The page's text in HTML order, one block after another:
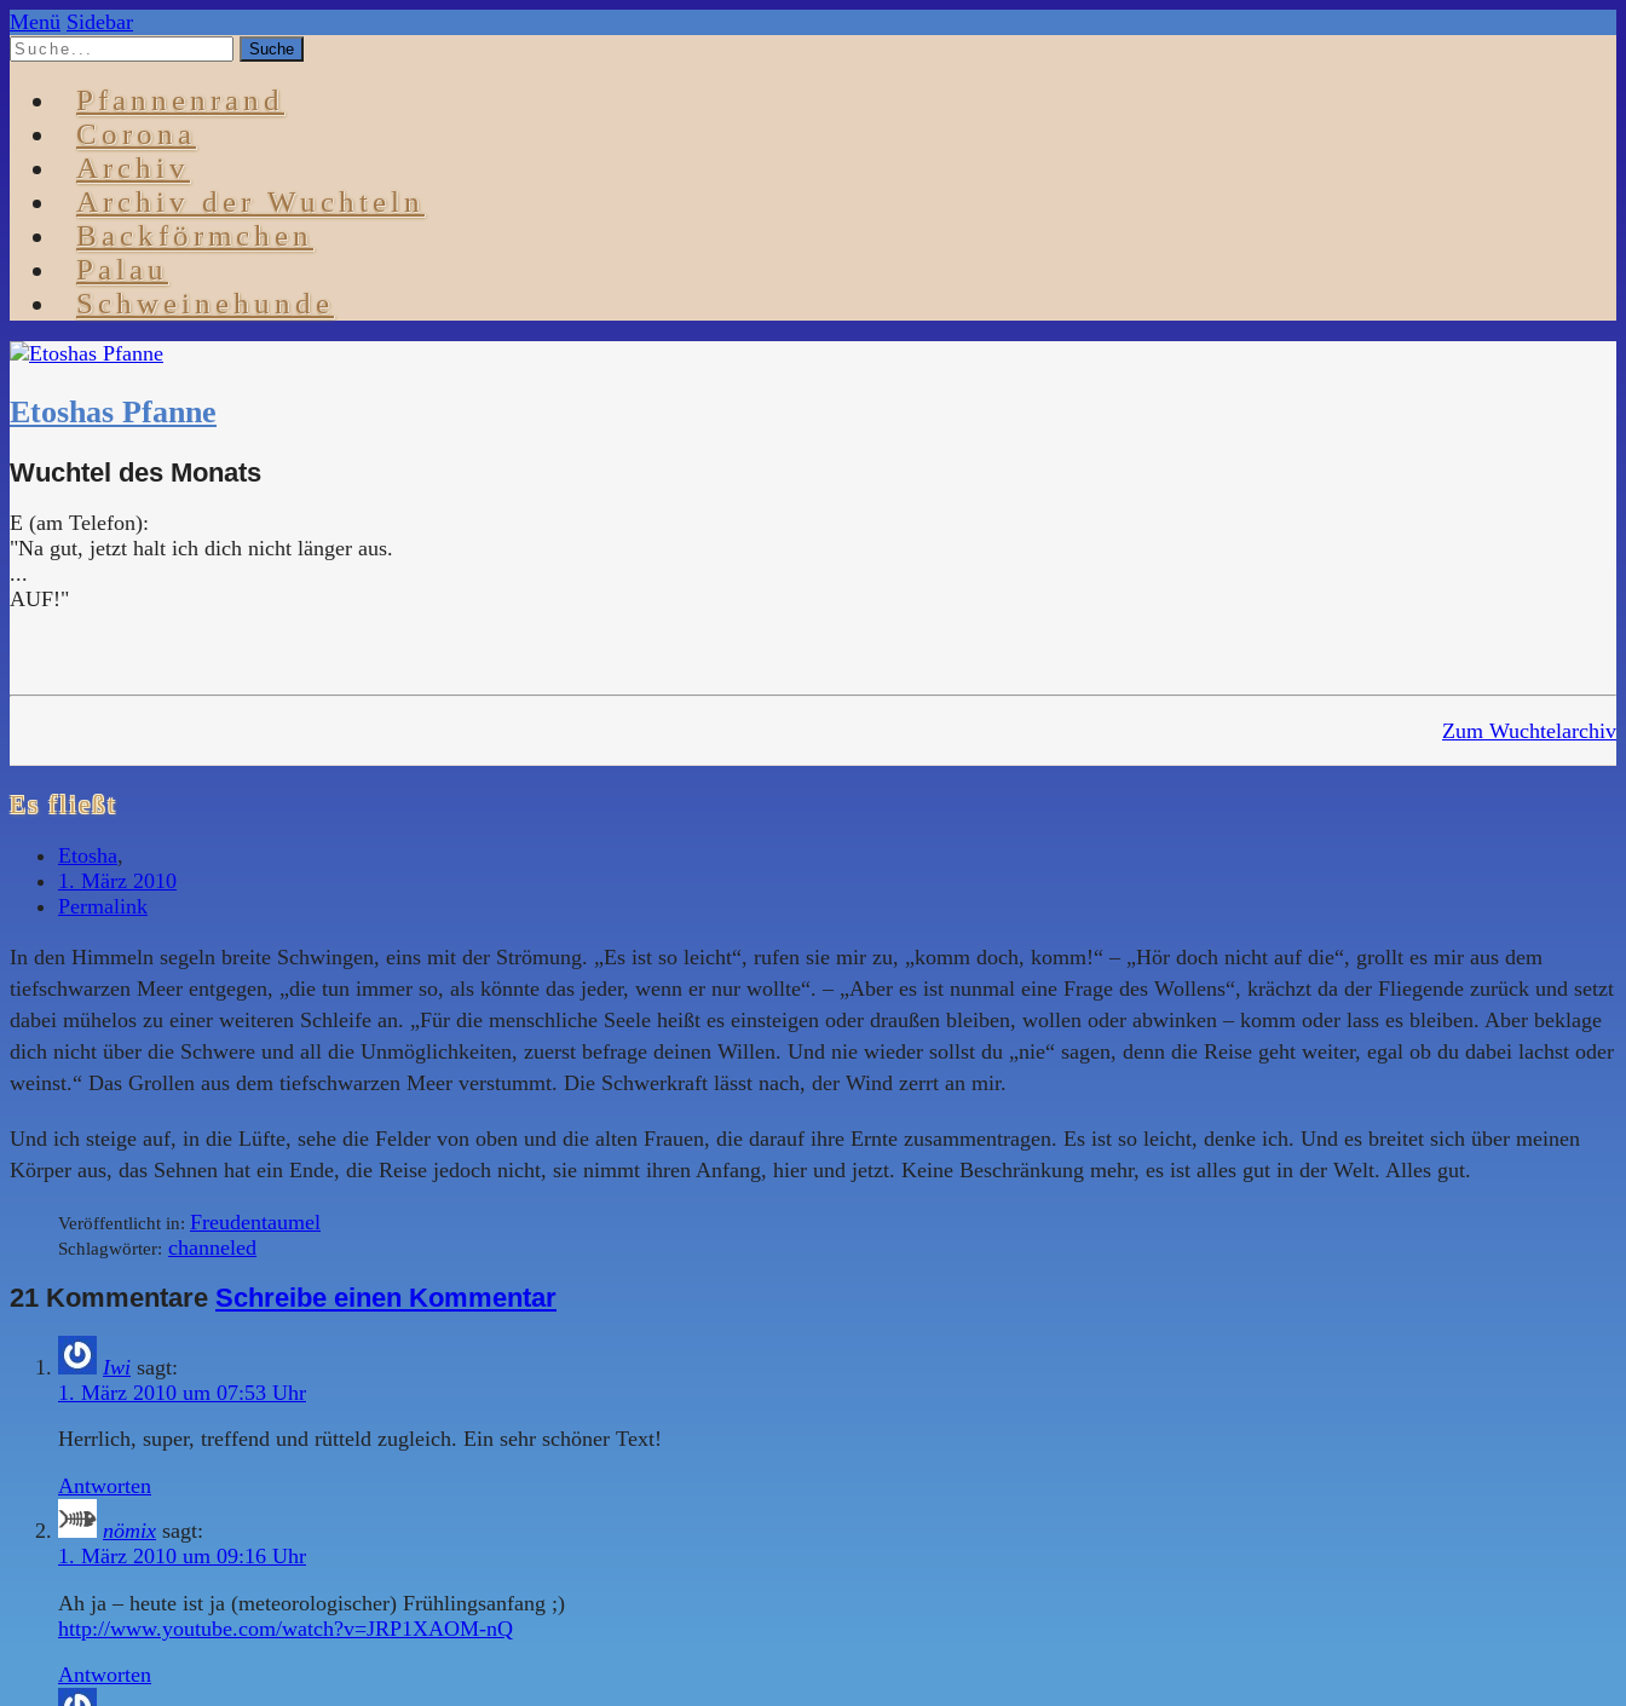
Menü Sidebar
Pfannenrand
Corona
Archiv
Archiv der Wuchteln
Backförmchen
Palau
Schweinehunde
Etoshas Pfanne
Wuchtel des Monats
E (am Telefon):
"Na gut, jetzt halt ich dich nicht länger aus.
...
AUF!"
Zum Wuchtelarchiv
Es fließt
Etosha,
1. März 2010
Permalink
In den Himmeln segeln breite Schwingen, eins mit der Strömung. „Es ist so leicht“, rufen sie mir zu, „komm doch, komm!“ – „Hör doch nicht auf die“, grollt es mir aus dem
tiefschwarzen Meer entgegen, „die tun immer so, als könnte das jeder, wenn er nur wollte“. – „Aber es ist nunmal eine Frage des Wollens“, krächzt da der Fliegende zurück und setzt
dabei mühelos zu einer weiteren Schleife an. „Für die menschliche Seele heißt es einsteigen oder draußen bleiben, wollen oder abwinken – komm oder lass es bleiben. Aber beklage
dich nicht über die Schwere und all die Unmöglichkeiten, zuerst befrage deinen Willen. Und nie wieder sollst du „nie“ sagen, denn die Reise geht weiter, egal ob du dabei lachst oder
weinst.“ Das Grollen aus dem tiefschwarzen Meer verstummt. Die Schwerkraft lässt nach, der Wind zerrt an mir.
Und ich steige auf, in die Lüfte, sehe die Felder von oben und die alten Frauen, die darauf ihre Ernte zusammentragen. Es ist so leicht, denke ich. Und es breitet sich über meinen
Körper aus, das Sehnen hat ein Ende, die Reise jedoch nicht, sie nimmt ihren Anfang, hier und jetzt. Keine Beschränkung mehr, es ist alles gut in der Welt. Alles gut.
Veröffentlicht in: Freudentaumel
Schlagwörter: channeled
21 Kommentare Schreibe einen Kommentar
Iwi sagt:
1. März 2010 um 07:53 Uhr
Herrlich, super, treffend und rütteld zugleich. Ein sehr schöner Text!
Antworten
nömix sagt:
1. März 2010 um 09:16 Uhr
Ah ja – heute ist ja (meteorologischer) Frühlingsanfang ;)
http://www.youtube.com/watch?v=JRP1XAOM-nQ
Antworten